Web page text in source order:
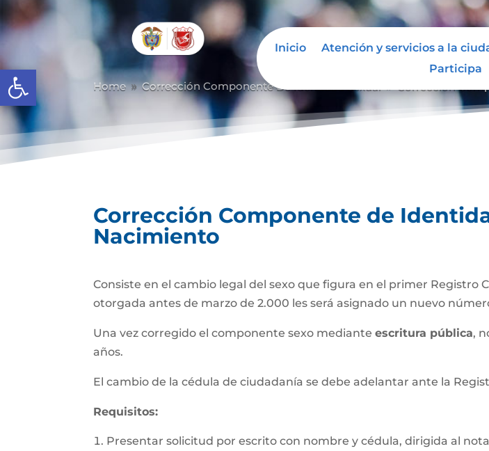
Abrir barra de herramientas
Inicio Atención y servicios a la
Participa
Home 9 Corrección Componente De Identidad Sexual Corrección
Corrección Componente de
Nacimiento
Consiste en el cambio legal del sexo que figura en el primer Registro
otorgada antes de marzo de 2.000 les será asignado un nuevo
Una vez corregido el componente sexo medianteescritura pública,
años.
El cambio de la cédula de ciudadanía se debe adelantar ante la
Requisitos:
Presentar solicitud por escrito con nombre y cédula, dirigida al